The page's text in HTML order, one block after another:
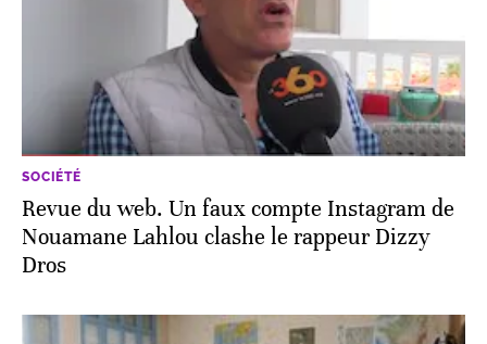
SOCIÉTÉ
Revue du web. Un faux compte Instagram de
Nouamane Lahlou clashe le rappeur Dizzy
Dros